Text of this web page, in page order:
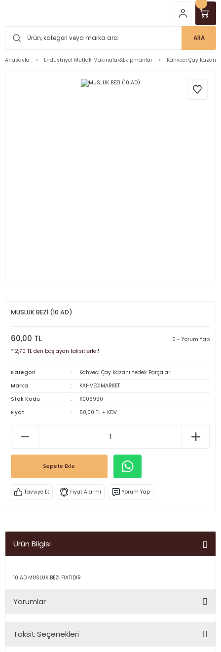
ARA
Anasayfa Endüstriyel Mutfak Makinalar&Ekipmanlar Kahveci Çay
MUSLUK BEZİ (10 AD)
60,00 TL
0 - Yorum Yap
*12,70 TL den başlayan taksitlerle!!
Kategori
Kahveci Çay Kazanı Yedek Parçaları
Marka
KAHVECİMARKET
Stok Kodu
K006990
Fiyat
50,00 TL + KDV
Sepete Ekle
Tavsiye Et Fiyat Alarmı Yorum Yap
Ürün Bilgisi
10 AD MUSLUK BEZİ FİATIDIR
Yorumlar
Taksit Seçenekleri